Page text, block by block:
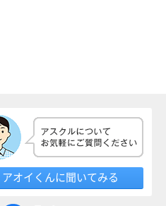
アオイくんに聞いてみる